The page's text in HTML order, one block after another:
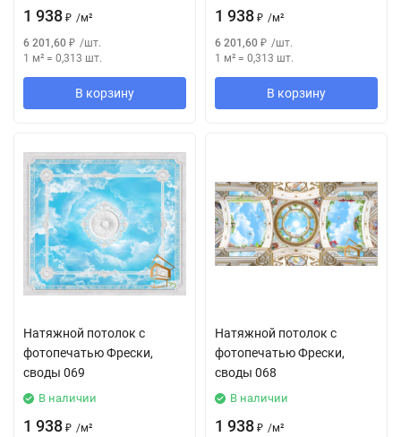
1 938 ₽ /м²
6 201,60 ₽ /шт.
1 м² = 0,313 шт.
В корзину
1 938 ₽ /м²
6 201,60 ₽ /шт.
1 м² = 0,313 шт.
В корзину
Натяжной потолок с
фотопечатью Фрески,
своды 069
В наличии
1 938 ₽ /м²
Натяжной потолок с
фотопечатью Фрески,
своды 068
В наличии
1 938 ₽ /м²